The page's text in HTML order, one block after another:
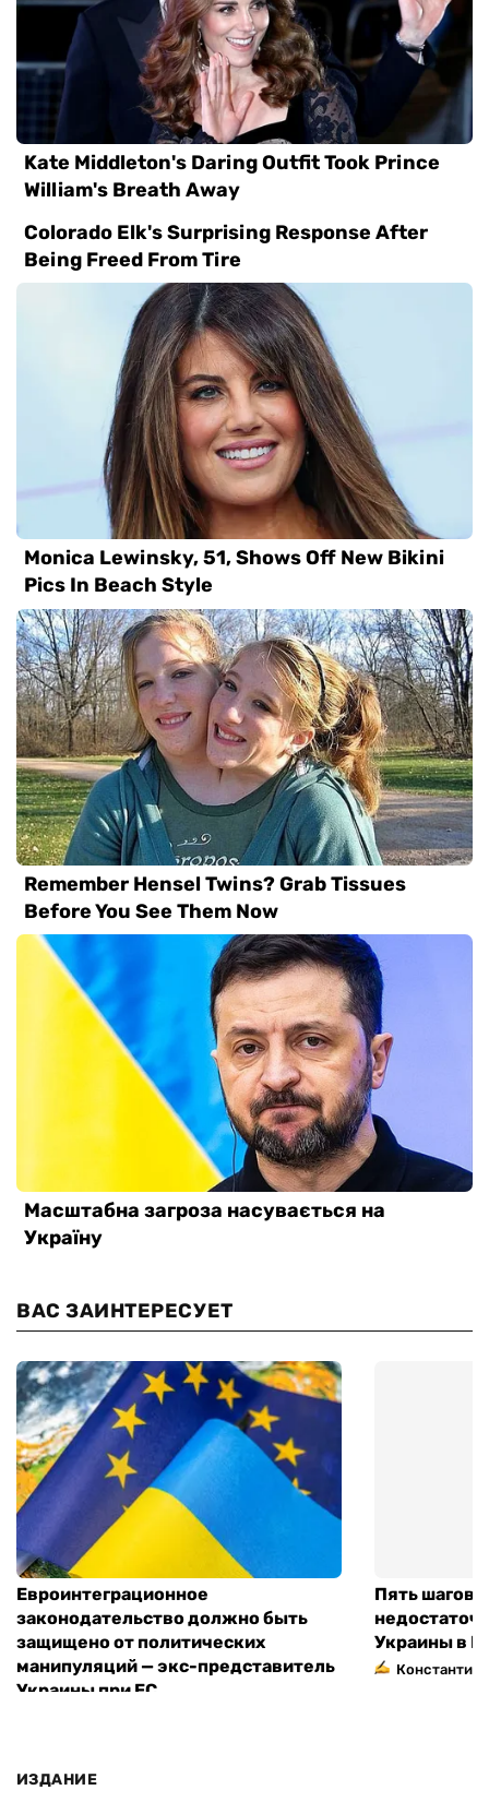
ВАС ЗАИНТЕРЕСУЕТ
Евроинтеграционное
законодательство должно быть
защищено от политических
манипуляций — экс-представитель
Украины при ЕС
Пять шагов
Украины в
Константин
ИЗДАНИЕ